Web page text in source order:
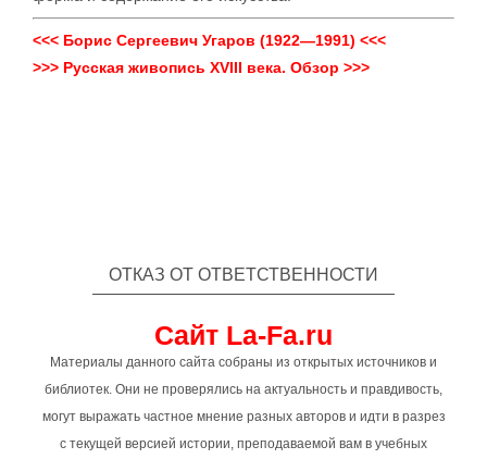
<<< Борис Сергеевич Угаров (1922—1991) <<<
>>> Русская живопись XVIII века. Обзор >>>
ОТКАЗ ОТ ОТВЕТСТВЕННОСТИ
Сайт La-Fa.ru
Материалы данного сайта собраны из открытых источников и
библиотек. Они не проверялись на актуальность и правдивость,
могут выражать частное мнение разных авторов и идти в разрез
с текущей версией истории, преподаваемой вам в учебных